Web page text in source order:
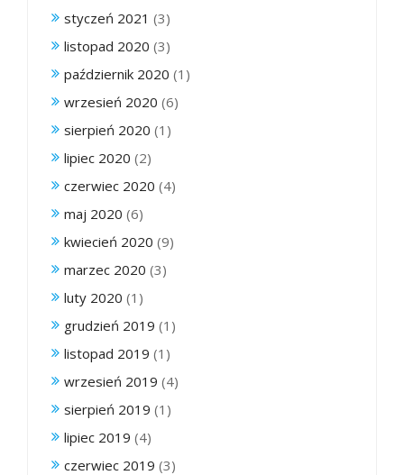
styczeń 2021 (3)
listopad 2020 (3)
październik 2020 (1)
wrzesień 2020 (6)
sierpień 2020 (1)
lipiec 2020 (2)
czerwiec 2020 (4)
maj 2020 (6)
kwiecień 2020 (9)
marzec 2020 (3)
luty 2020 (1)
grudzień 2019 (1)
listopad 2019 (1)
wrzesień 2019 (4)
sierpień 2019 (1)
lipiec 2019 (4)
czerwiec 2019 (3)